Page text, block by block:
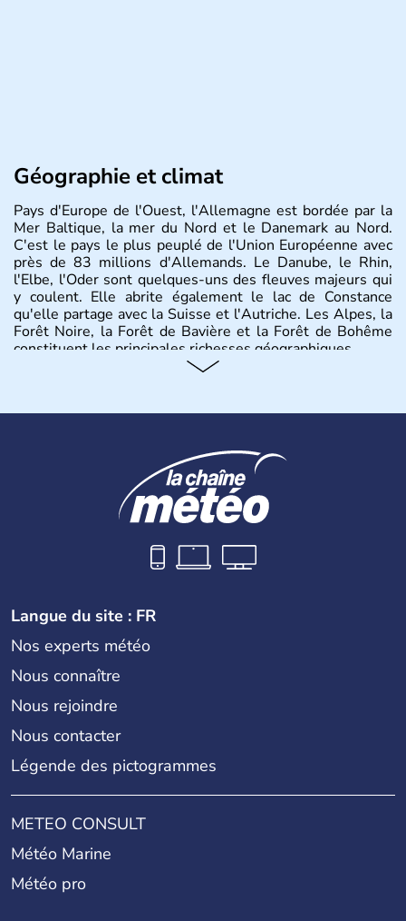
Géographie et climat
Pays d'Europe de l'Ouest, l'Allemagne est bordée par la
Mer Baltique, la mer du Nord et le Danemark au Nord.
C'est le pays le plus peuplé de l'Union Européenne avec
près de 83 millions d'Allemands. Le Danube, le Rhin,
l'Elbe, l'Oder sont quelques-uns des fleuves majeurs qui
y coulent. Elle abrite également le lac de Constance
qu'elle partage avec la Suisse et l'Autriche. Les Alpes, la
Forêt Noire, la Forêt de Bavière et la Forêt de Bohême
constituent les principales richesses géographiques.
L'Allemagne est constituée de seize régions appelées
lesquelles bénéficient d'une grande autonomie. Le pays
peut se targuer de grands noms qu'il a vu naître dans tous
les domaines, des arts à la politique en passant par la
philosophie. Hertz, Gutenberg, Heidegger, Thomas Mann,
Herman Hesse ou bien Hegel en font partie.
Langue du site : FR
Nos experts météo
Nous connaître
Nous rejoindre
Nous contacter
Légende des pictogrammes
METEO CONSULT
Météo Marine
Météo pro